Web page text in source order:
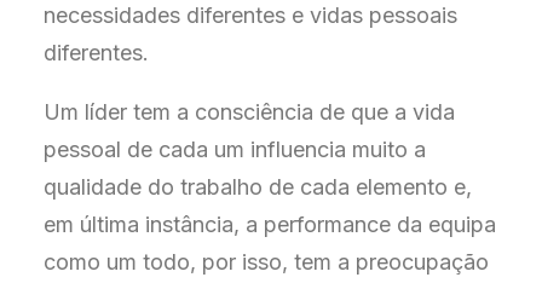
necessidades diferentes e vidas pessoais
diferentes.
Um líder tem a consciência de que a vida
pessoal de cada um influencia muito a
qualidade do trabalho de cada elemento e,
em última instância, a performance da equipa
como um todo, por isso, tem a preocupação